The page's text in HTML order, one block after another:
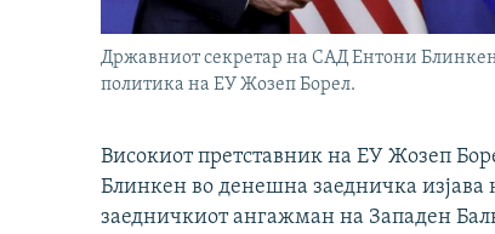
Државниот секретар на САД Ентони
политика на ЕУ Жозеп Борел.
Високиот претставник на ЕУ Жозеп
Блинкен во денешна заедничка изјава
заедничкиот ангажман на Западен